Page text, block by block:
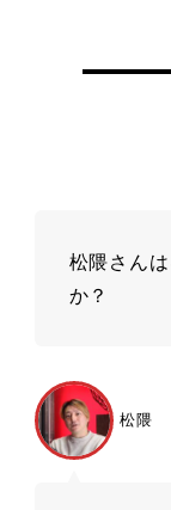
松隈さん
か？
松隈